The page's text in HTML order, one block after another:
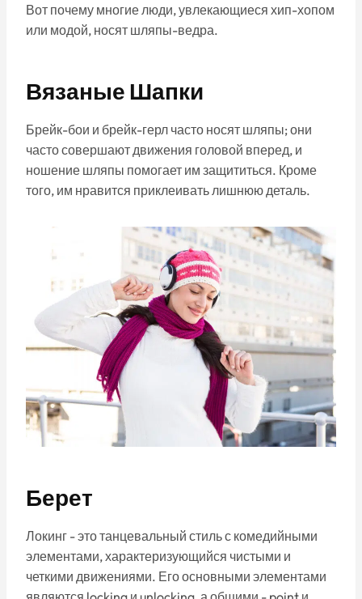
Вот почему многие люди, увлекающиеся хип-хопом
или модой, носят шляпы-ведра.
Вязаные Шапки
Брейк-бои и брейк-герл часто носят шляпы; они
часто совершают движения головой вперед, и
ношение шляпы помогает им защититься. Кроме
того, им нравится приклеивать лишнюю деталь.
Берет
Локинг - это танцевальный стиль с комедийными
элементами, характеризующийся чистыми и
четкими движениями. Его основными элементами